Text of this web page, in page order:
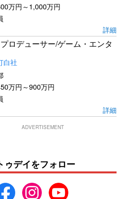
万円～1,000万円
詳細
ロデューサー/ゲーム・エンタ
白社
万円～900万円
詳細
ADVERTISEMENT
ゥデイをフォロー